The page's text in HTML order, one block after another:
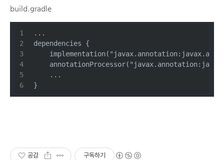
build.gradle
...
dependencies {
    ...
}
공감 구독하기